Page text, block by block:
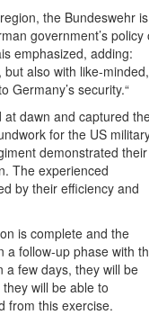
the Bundeswehr is
government’s policy
emphasized, adding:
but also with like-minded,
Germany’s security.“
dawn and captured
for the US
demonstrated their
The experienced
by their efficiency and
is complete and the
a follow-up phase with
a few days, they will be
will be able to
from this exercise.